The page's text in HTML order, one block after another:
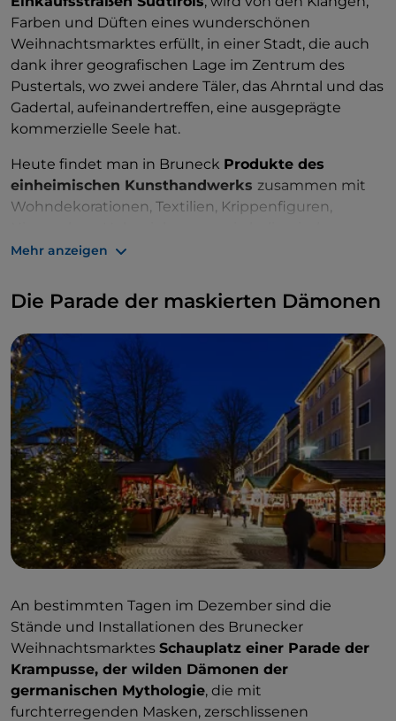
Farben und Düften eines wunderschönen
Weihnachtsmarktes erfüllt, in einer Stadt, die auch
dank ihrer geografischen Lage im Zentrum des
Pustertals, wo zwei andere Täler, das Ahrntal und das
Gadertal, aufeinandertreffen, eine ausgeprägte
kommerzielle Seele hat.
Heute findet man in Bruneck Produkte des
einheimischen Kunsthandwerks zusammen mit
Wohndekorationen, Textilien, Krippenfiguren,
Köstlichkeiten . In der Nähe des Rathausplatzes wird
Produkten der Kunsthandwerker
sowie
Eislaufbahn errichtet. Anlässlich des
Weihnachtsmarktes organisiert die Stadt für ihre
Gäste kostenlose Führungen durch das historische
Zentrum.
Mehr anzeigen
Die Parade der maskierten Dämonen
An bestimmten Tagen im Dezember sind die
Stände und Installationen des Brunecker
Weihnachtsmarktes Schauplatz einer Parade der
Krampusse, der wilden Dämonen der
germanischen Mythologie, die mit
furchterregenden Masken, zerschlissenen